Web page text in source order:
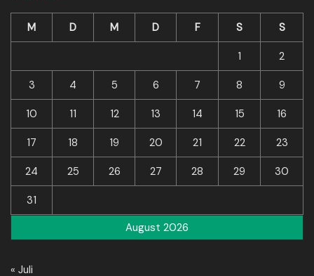
August 2026
M D M D F S S
1 2
3 4 5 6 7 8 9
10 11 12 13 14 15 16
17 18 19 20 21 22 23
24 25 26 27 28 29 30
31
« Juli